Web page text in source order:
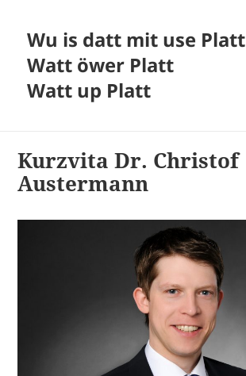
Wu is datt mit use Platt
Watt öwer Platt
Watt up Platt
Kurzvita Dr. Christof
Austermann